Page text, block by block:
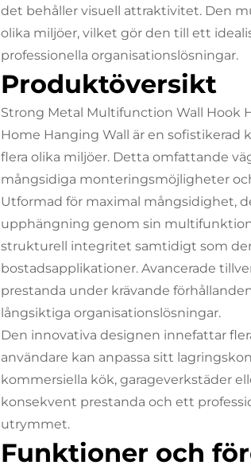
det behåller visuell attraktivitet. Den
olika miljöer, vilket gör den till ett
professionella organisationslösningar.
Produktöversikt
Strong Metal Multifunction Wall Hook
Home Hanging Wall är en
flera olika miljöer. Detta omfattande
mångsidiga monteringsmöjligheter
Utformad för maximal mångsidighet,
upphängning genom sin
strukturell integritet samtidigt som
bostadsapplikationer. Avancerade
prestanda under krävande
långsiktiga organisationslösningar.
Den innovativa designen innefattar
användare kan anpassa sitt
kommersiella kök, garageverkstäder
konsekvent prestanda och ett
utrymmet.
Funktioner och